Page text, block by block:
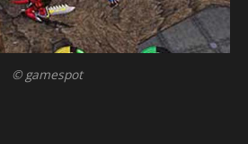
© gamespot